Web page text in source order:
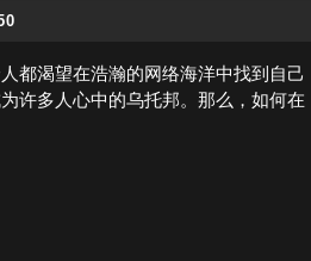
有
小
都渴望在浩瀚的网络海洋中找到自己
许多人心中的乌托邦。那么，如何在